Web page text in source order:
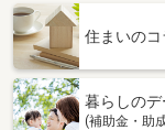
住まいのコ
暮らしのデ
(補助金・助